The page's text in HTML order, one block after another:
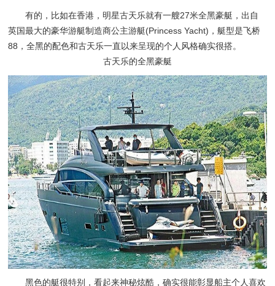
有的，比如在香港，明星古天乐就有一艘27米全黑豪艇，出自
英国最大的豪华游艇制造商公主游艇(Princess Yacht)，艇型是飞桥
88，全黑的配色和古天乐一直以来呈现的个人风格确实很搭。
古天乐的全黑豪艇
黑色的艇很特别，看起来神秘炫酷，确实很能彰显船主个人喜欢